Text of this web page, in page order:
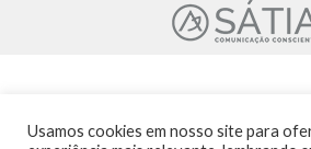
Usamos cookies em nosso site para